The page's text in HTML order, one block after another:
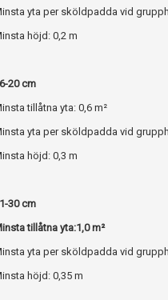
yta per sköldpadda vid
höjd: 0,2 m
20 cm
tillåtna yta: 0,6 m²
yta per sköldpadda vid
höjd: 0,3 m
30 cm
tillåtna yta:1,0 m²
yta per sköldpadda vid
höjd: 0,35 m